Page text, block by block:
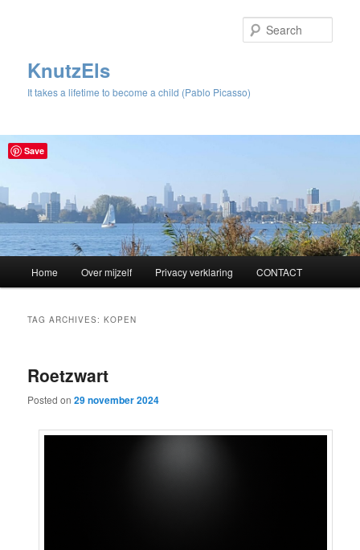
KnutzEls
It takes a lifetime to become a child (Pablo Picasso)
Skip
content
Skip
content
Home Over mijzelf Privacy verklaring CONTACT
TAG ARCHIVES:KOPEN
Roetzwart
Posted on29 november 2024
Save